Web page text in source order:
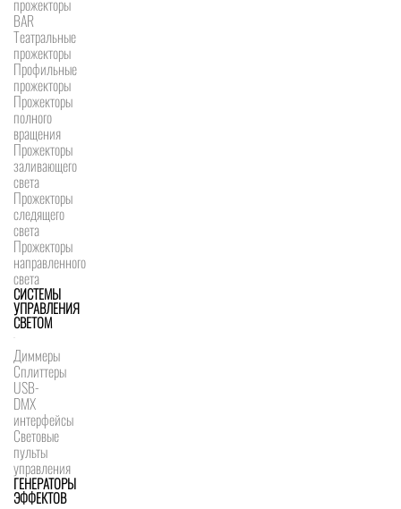
прожекторы
BAR
Театральные
прожекторы
Профильные
прожекторы
Прожекторы
полного
вращения
Прожекторы
заливающего
света
Прожекторы
следящего
света
Прожекторы
направленного
света
СИСТЕМЫ
УПРАВЛЕНИЯ
СВЕТОМ
Диммеры
Сплиттеры
USB-
DMX
интерфейсы
Световые
пульты
управления
ГЕНЕРАТОРЫ
ЭФФЕКТОВ